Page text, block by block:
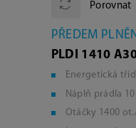
Porovnat
PŘEDEM
PLDI 1410
Energetická
Náplň prádla
Otáčky 1400